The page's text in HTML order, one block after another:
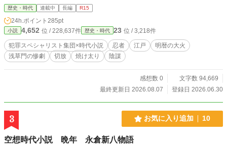
大火を機に、いっきに溢れ出す。 魔都と化した江戸の闇で蠢く無法者たちの物
語。
歴史・時代 連載中 長編 R15
24h.ポイント 285pt
小説 4,652 位 / 228,637件 歴史・時代 23 位 / 3,218件
犯罪スペシャリスト集団×時代小説 忍者 江戸
明暦の大火
浅草門の惨劇
切放 焼け太り 陰謀
感想数 0
文字数 94,669
最終更新日 2026.08.07
登録日 2026.06.30
3 お気に入り追加 10
空想時代小説 晩年 永倉新八物語